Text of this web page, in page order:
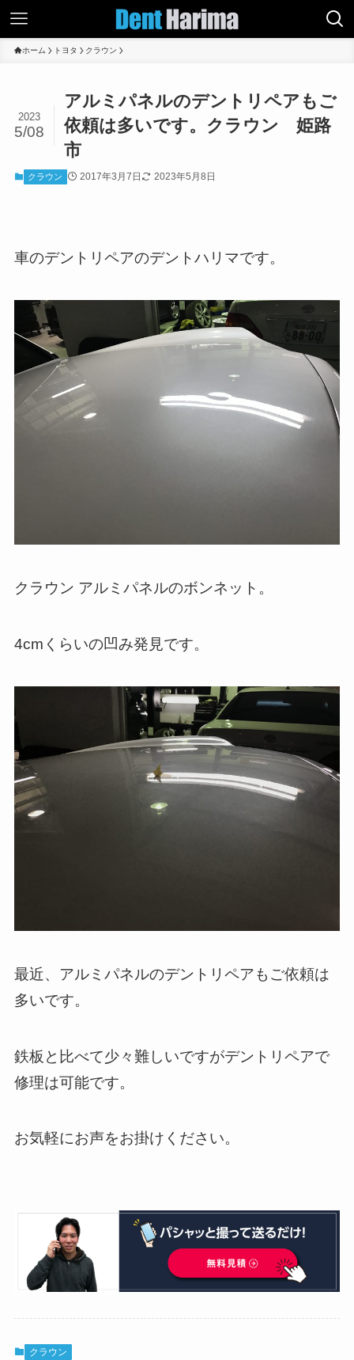
ホーム トヨタ クラウン
アルミパネルのデントリペアもご
依頼は多いです。クラウン 姫路
市
2023
5/08
クラウン 2017年3月7日 2023年5月8日
車のデントリペアのデントハリマです。
クラウン アルミパネルのボンネット。
4cmくらいの凹み発見です。
最近、アルミパネルのデントリペアもご依頼は
多いです。
鉄板と比べて少々難しいですがデントリペアで
修理は可能です。
お気軽にお声をお掛けください。
クラウン